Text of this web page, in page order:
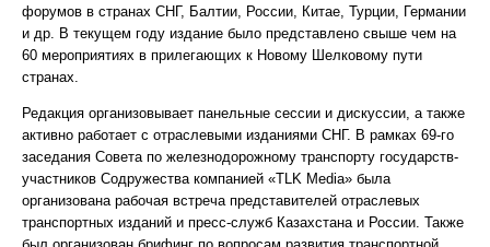
форумов в странах СНГ, Балтии, России, Китае, Турции, Германии
и др. В текущем году издание было представлено свыше чем на
60 мероприятиях в прилегающих к Новому Шелковому пути
странах.
Редакция организовывает панельные сессии и дискуссии, а также
активно работает с отраслевыми изданиями СНГ. В рамках 69-го
заседания Совета по железнодорожному транспорту государств-
участников Содружества компанией «TLK Media» была
организована рабочая встреча представителей отраслевых
транспортных изданий и пресс-служб Казахстана и России. Также